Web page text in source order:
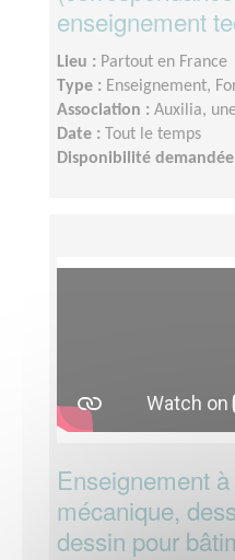
enseignement
Lieu : Partout en France
Type : Enseignement,
Association : Auxilia,
Date :
Tout le temps
Disponibilité demandée
Enseignement
mécanique,
dessin pour